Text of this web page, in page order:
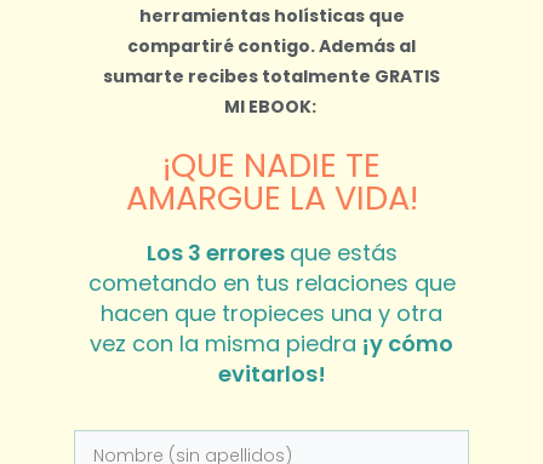
herramientas holísticas que
compartiré contigo.Además al
sumarte recibes totalmente GRATIS
MI EBOOK:
¡QUE NADIE TE
AMARGUE LA VIDA!
Los 3 errores que estás
cometando en tus relaciones que
hacen que tropieces una y otra
vez con la misma piedra ¡y cómo
evitarlos!